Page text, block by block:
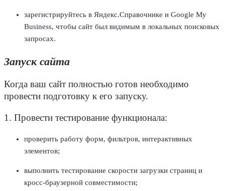
зарегистрируйтесь в Яндекс.Справочнике и Google My
Business, чтобы сайт был видимым в локальных поисковых
запросах.
Запуск сайта
Когда ваш сайт полностью готов необходимо
провести подготовку к его запуску.
1. Провести тестирование функционала:
проверить работу форм, фильтров, интерактивных
элементов;
выполнить тестирование скорости загрузки страниц и
кросс-браузерной совместимости;